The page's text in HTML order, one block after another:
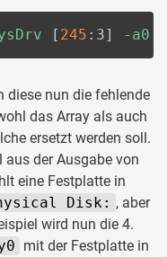
[ 245 :3] -a0
diese nun die fehlende
das Array als auch
ersetzt werden soll.
der Ausgabe von
eine Festplatte in
Disk: , aber
wird nun die 4.
mit der Festplatte in